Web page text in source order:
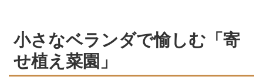
小さなベランダで愉しむ「寄
せ植え菜園」